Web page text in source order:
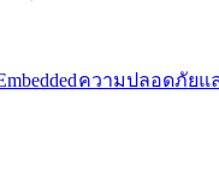
ความปลอดภัยแ